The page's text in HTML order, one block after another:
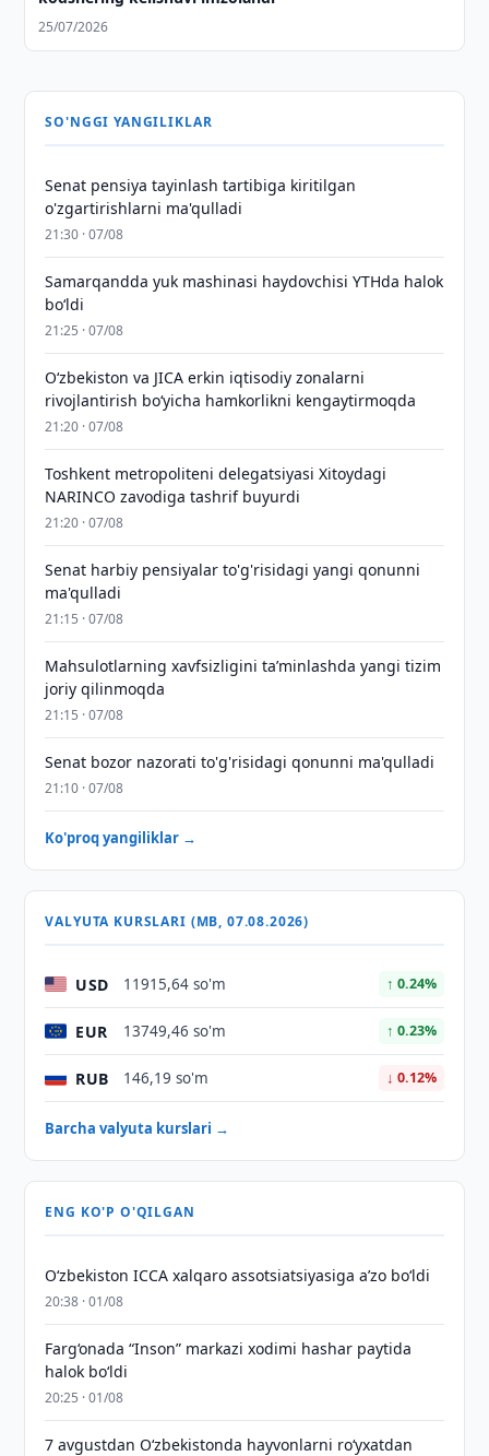
25/07/2026
SO'NGGI YANGILIKLAR
Senat pensiya tayinlash tartibiga kiritilgan
o'zgartirishlarni ma'qulladi
21:30 · 07/08
Samarqandda yuk mashinasi haydovchisi YTHda halok
bo‘ldi
21:25 · 07/08
Oʻzbekiston va JICA erkin iqtisodiy zonalarni
rivojlantirish boʻyicha hamkorlikni kengaytirmoqda
21:20 · 07/08
Toshkent metropoliteni delegatsiyasi Xitoydagi
NARINCO zavodiga tashrif buyurdi
21:20 · 07/08
Senat harbiy pensiyalar to'g'risidagi yangi qonunni
ma'qulladi
21:15 · 07/08
Mahsulotlarning xavfsizligini taʼminlashda yangi tizim
joriy qilinmoqda
21:15 · 07/08
Senat bozor nazorati to'g'risidagi qonunni ma'qulladi
21:10 · 07/08
Ko'proq yangiliklar →
VALYUTA KURSLARI (MB, 07.08.2026)
USD 11915,64 so'm ↑ 0.24%
EUR 13749,46 so'm ↑ 0.23%
RUB 146,19 so'm ↓ 0.12%
Barcha valyuta kurslari →
ENG KO'P O'QILGAN
O‘zbekiston ICCA xalqaro assotsiatsiyasiga aʼzo bo‘ldi
20:38 · 01/08
Farg‘onada “Inson” markazi xodimi hashar paytida
halok bo‘ldi
20:25 · 01/08
7 avgustdan O‘zbekistonda hayvonlarni ro‘yxatdan